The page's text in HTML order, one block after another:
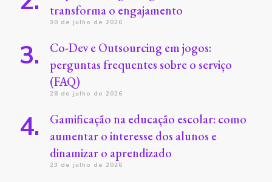
transforma o engajamento
30 de julho de 2026
Co-Dev e Outsourcing em jogos:
perguntas frequentes sobre o serviço
(FAQ)
28 de julho de 2026
Gamificação na educação escolar: como
aumentar o interesse dos alunos e
dinamizar o aprendizado
23 de julho de 2026